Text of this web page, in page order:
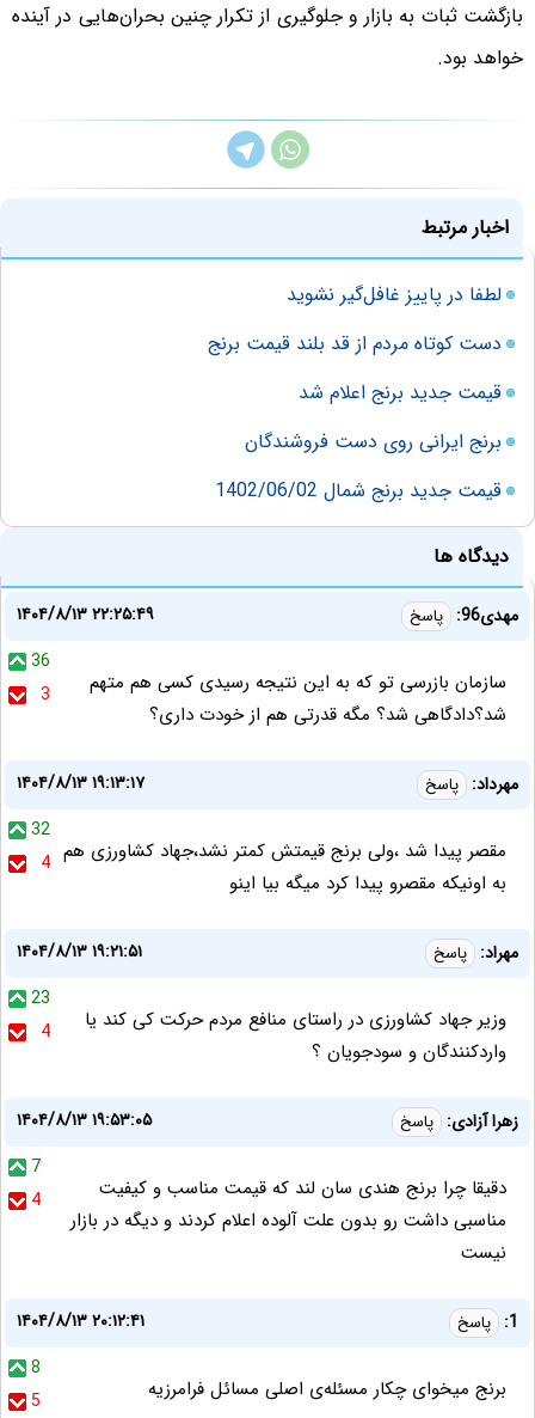
بازگشت ثبات به بازار و جلوگیری از تکرار چنین بحران‌هایی در آینده
خواهد بود.
اخبار مرتبط
لطفا در پاییز غافل‌گیر نشوید
دست کوتاه مردم از قد بلند قیمت برنج
قیمت جدید برنج اعلام شد
برنج ایرانی روی دست فروشندگان
قیمت جدید برنج شمال 1402/06/02
دیدگاه ها
مهدی96: پاسخ
۱۴۰۴/۸/۱۳ ۲۲:۲۵:۴۹
36
3
سازمان بازرسی تو که به این نتیجه رسیدی کسی هم متهم
شد؟دادگاهی شد؟ مگه قدرتی هم از خودت داری؟
مهرداد: پاسخ
۱۴۰۴/۸/۱۳ ۱۹:۱۳:۱۷
32
4 مقصر پیدا شد ،ولی برنج قیمتش کمتر نشد،جهاد کشاورزی هم
به اونیکه مقصرو پیدا کرد میگه بیا اینو
مهراد: پاسخ
۱۴۰۴/۸/۱۳ ۱۹:۲۱:۵۱
23
4
وزیر جهاد کشاورزی در راستای منافع مردم حرکت کی کند یا
واردکنندگان و سودجویان ؟
زهرا آزادی: پاسخ
۱۴۰۴/۸/۱۳ ۱۹:۵۳:۰۵
7
4
دقیقا چرا برنج هندی سان لند که قیمت مناسب و کیفیت
مناسبی داشت رو بدون علت آلوده اعلام کردند و دیگه در بازار
نیست
1: پاسخ
۱۴۰۴/۸/۱۳ ۲۰:۱۲:۴۱
8
5
برنج میخوای چکار مسئله‌ی اصلی مسائل فرامرزیه